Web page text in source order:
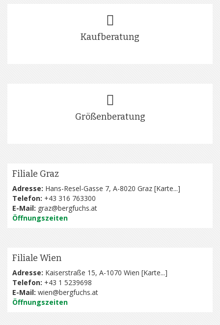
Kaufberatung
Größenberatung
Filiale Graz
Adresse: Hans-Resel-Gasse 7, A-8020 Graz [Karte...]
Telefon: +43 316 763300
E-Mail: graz@bergfuchs.at
Öffnungszeiten
Filiale Wien
Adresse: Kaiserstraße 15, A-1070 Wien [Karte...]
Telefon: +43 1 5239698
E-Mail: wien@bergfuchs.at
Öffnungszeiten